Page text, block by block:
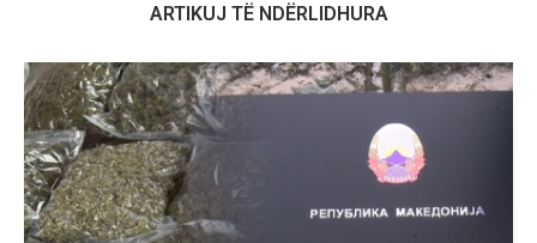
ARTIKUJ TË NDËRLIDHURA